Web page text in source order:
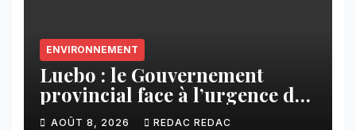
ENVIRONNEMENT
Luebo : le Gouvernement
provincial face à l’urgence des
érosions qui menacent la cité
AOÛT 8, 2026 REDAC REDAC